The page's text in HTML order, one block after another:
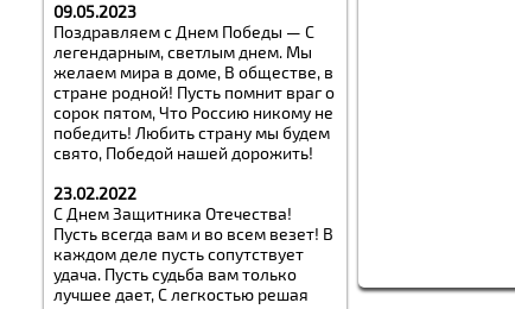
09.05.2023
Поздравляем с Днем Победы — С
легендарным, светлым днем. Мы
желаем мира в доме, В обществе, в
стране родной! Пусть помнит враг о
сорок пятом, Что Россию никому не
победить! Любить страну мы будем
свято, Победой нашей дорожить!
23.02.2022
С Днем Защитника Отечества!
Пусть всегда вам и во всем везет! В
каждом деле пусть сопутствует
удача. Пусть судьба вам только
лучшее дает, С легкостью решая